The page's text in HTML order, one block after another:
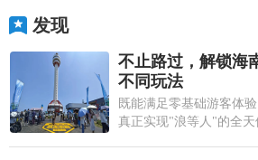
发现
不止路过，解锁海
不同玩法
既能满足零基础游客体
真正实现"浪等人"的全天